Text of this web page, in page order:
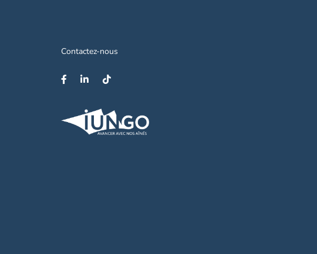
Contactez-nous